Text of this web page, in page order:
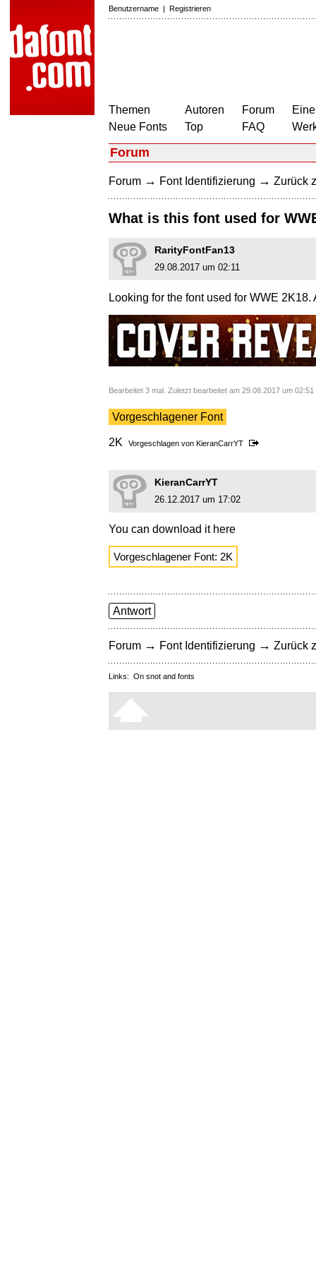
Benutzername | Registrieren
Themen
Neue Fonts
Autoren
Top
Forum
FAQ
Forum
Forum → Font Identifizierung → Zurück
What is this font used for
RarityFontFan13
29.08.2017 um 02:11
Looking for the font used for WWE
Bearbeitet 3 mal. Zuletzt bearbeitet am 29.08.2017 um
Vorgeschlagener Font
2K Vorgeschlagen von KieranCarrYT
KieranCarrYT
26.12.2017 um 17:02
You can download it here
Vorgeschlagener Font: 2K
Antwort
Forum → Font Identifizierung → Zurück
Links: On snot and fonts